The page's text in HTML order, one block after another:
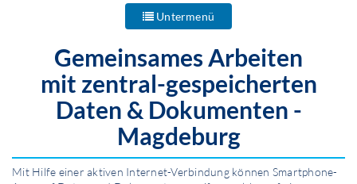
Untermenü
Gemeinsames Arbeiten
mit zentral-gespeicherten
Daten & Dokumenten -
Magdeburg
Mit Hilfe einer aktiven Internet-Verbindung können Smartphone-